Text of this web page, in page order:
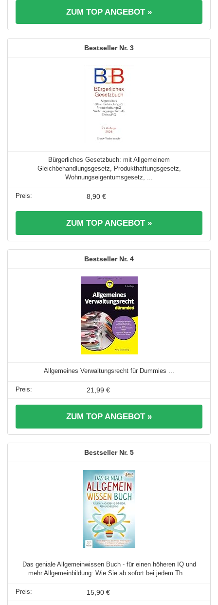
ZUM TOP ANGEBOT »
3
Bürgerliches Gesetzbuch: mit Allgemeinem
Gleichbehandlungsgesetz, Produkthaftungsgesetz,
Wohnungseigentumsgesetz, ...
8,90 €
ZUM TOP ANGEBOT »
4
Allgemeines Verwaltungsrecht für Dummies ...
21,99 €
ZUM TOP ANGEBOT »
5
Das geniale Allgemeinwissen Buch - für einen höheren IQ und
mehr Allgemeinbildung: Wie Sie ab sofort bei jedem Th ...
15,90 €